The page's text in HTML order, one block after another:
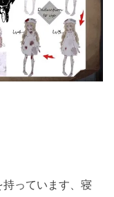
っています、寝